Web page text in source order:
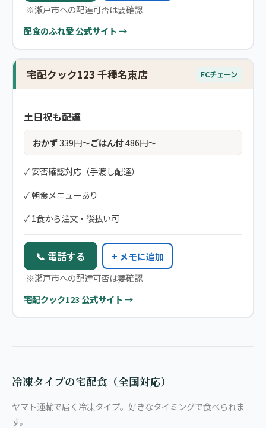
※瀬戸市への配達可否は要確認
配食のふれ愛 公式サイト →
宅配クック123 千種名東店 FCチェーン
土日祝も配達
おかず339円〜ごはん付486円〜
✓ 安否確認対応（手渡し配達）
✓ 朝食メニューあり
✓ 1食から注文・後払い可
📞 電話する
+ メモに追加
※瀬戸市への配達可否は要確認
宅配クック123 公式サイト →
冷凍タイプの宅配食（全国対応）
ヤマト運輸で届く冷凍タイプ。好きなタイミングで食べられま
す。